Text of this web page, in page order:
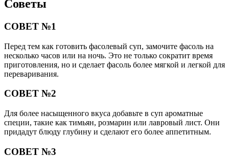
Советы
СОВЕТ №1
Перед тем как готовить фасолевый суп, замочите фасоль на
несколько часов или на ночь. Это не только сократит время
приготовления, но и сделает фасоль более мягкой и легкой для
переваривания.
СОВЕТ №2
Для более насыщенного вкуса добавьте в суп ароматные
специи, такие как тимьян, розмарин или лавровый лист. Они
придадут блюду глубину и сделают его более аппетитным.
СОВЕТ №3